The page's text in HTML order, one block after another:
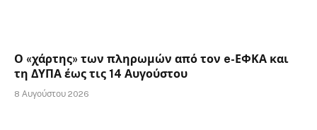
Ο «χάρτης» των πληρωμών από τον e-ΕΦΚΑ και
τη ΔΥΠΑ έως τις 14 Αυγούστου
8 Αυγούστου 2026